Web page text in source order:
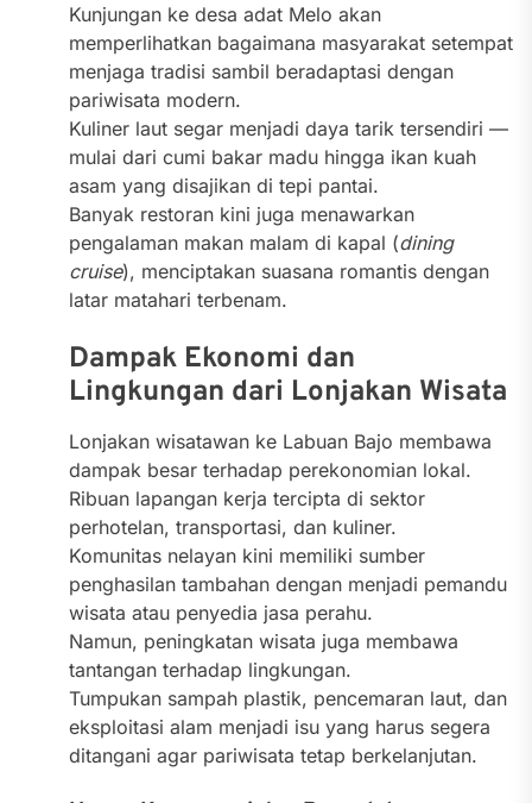
Kunjungan ke desa adat Melo akan
memperlihatkan bagaimana masyarakat setempat
menjaga tradisi sambil beradaptasi dengan
pariwisata modern.
Kuliner laut segar menjadi daya tarik tersendiri —
mulai dari cumi bakar madu hingga ikan kuah
asam yang disajikan di tepi pantai.
Banyak restoran kini juga menawarkan
pengalaman makan malam di kapal (dining
cruise), menciptakan suasana romantis dengan
latar matahari terbenam.
Dampak Ekonomi dan
Lingkungan dari Lonjakan Wisata
Lonjakan wisatawan ke Labuan Bajo membawa
dampak besar terhadap perekonomian lokal.
Ribuan lapangan kerja tercipta di sektor
perhotelan, transportasi, dan kuliner.
Komunitas nelayan kini memiliki sumber
penghasilan tambahan dengan menjadi pemandu
wisata atau penyedia jasa perahu.
Namun, peningkatan wisata juga membawa
tantangan terhadap lingkungan.
Tumpukan sampah plastik, pencemaran laut, dan
eksploitasi alam menjadi isu yang harus segera
ditangani agar pariwisata tetap berkelanjutan.